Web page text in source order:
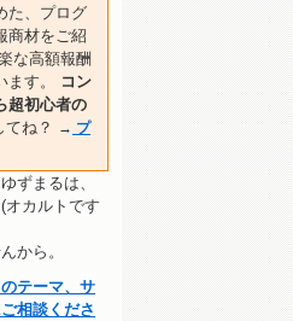
た、プログ
商材をご紹
な高額報酬
す。
コン
超初心者の
てね？ → プ
ずまるは、
オカルトです
から。
テーマ、サ
相談くださ